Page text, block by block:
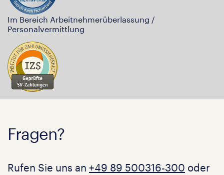
Im Bereich Arbeitnehmerüberlassung /
Personalvermittlung
Fragen?
Rufen Sie uns an +49 89 500316-300 oder